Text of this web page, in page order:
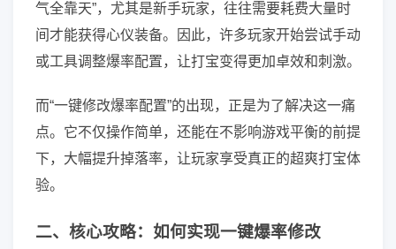
气全靠天”，尤其是新手玩家，往往需要耗费大量时
间才能获得心仪装备。因此，许多玩家开始尝试手动
或工具调整爆率配置，让打宝变得更加卓效和刺激。
而“一键修改爆率配置”的出现，正是为了解决这一痛
点。它不仅操作简单，还能在不影响游戏平衡的前提
下，大幅提升掉落率，让玩家享受真正的超爽打宝体
验。
二、核心攻略：如何实现一键爆率修改